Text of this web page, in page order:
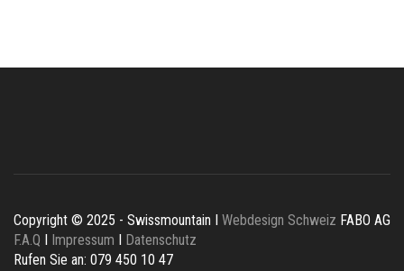
Copyright © 2025 - Swissmountain I Webdesign Schweiz FABO AG
F.A.Q I Impressum I Datenschutz
Rufen Sie an: 079 450 10 47